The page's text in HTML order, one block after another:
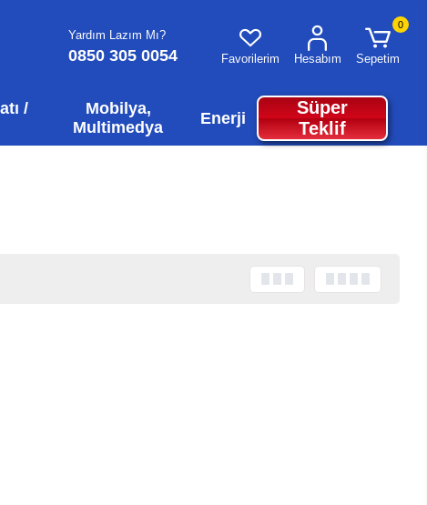
Yardım Lazım Mı?
0850 305 0054 Favorilerim Hesabım
0
Sepetim
/
Mobilya,
Multimedya
Enerji
Süper
Teklif